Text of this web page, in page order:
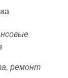
ремонт